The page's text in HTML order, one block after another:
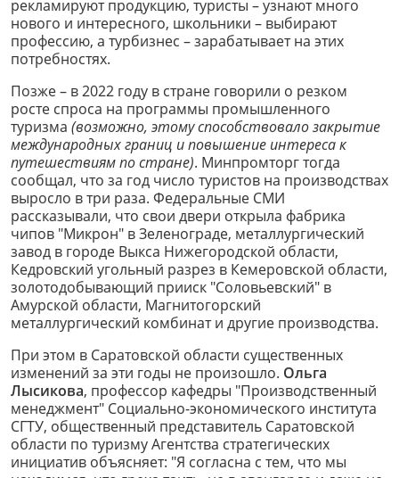
рекламируют продукцию, туристы – узнают много
нового и интересного, школьники – выбирают
профессию, а турбизнес – зарабатывает на этих
потребностях.
Позже – в 2022 году в стране говорили о резком
росте спроса на программы промышленного
туризма (возможно, этому способствовало закрытие
международных границ и повышение интереса к
путешествиям по стране). Минпромторг тогда
сообщал, что за год число туристов на производствах
выросло в три раза. Федеральные СМИ
рассказывали, что свои двери открыла фабрика
чипов "Микрон" в Зеленограде, металлургический
завод в городе Выкса Нижегородской области,
Кедровский угольный разрез в Кемеровской области,
золотодобывающий прииск "Соловьевский" в
Амурской области, Магнитогорский
металлургический комбинат и другие производства.
При этом в Саратовской области существенных
изменений за эти годы не произошло. Ольга
Лысикова, профессор кафедры "Производственный
менеджмент" Социально-экономического института
СГТУ, общественный представитель Саратовской
области по туризму Агентства стратегических
инициатив объясняет: "Я согласна с тем, что мы